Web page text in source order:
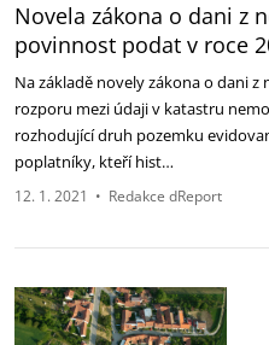
Novela zákona o dani z
povinnost podat v roce
Na základě novely zákona o dani
rozporu mezi údaji v katastru
rozhodující druh pozemku
poplatníky, kteří hist…
12. 1. 2021 • Redakce dReport